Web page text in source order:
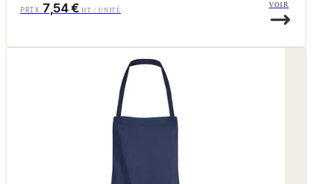
PRIX 7,54 €HT / UNITÉ
VOIR